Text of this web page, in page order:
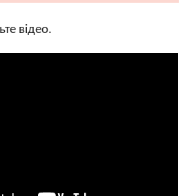
відео.